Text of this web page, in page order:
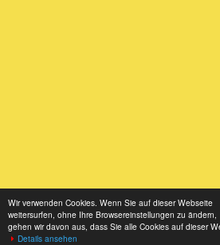
Wir verwenden Cookies. Wenn Sie auf dieser Webseite
weitersurfen, ohne Ihre Browsereinstellungen zu ändern,
gehen wir davon aus, dass Sie alle Cookies auf dieser
Details ansehen